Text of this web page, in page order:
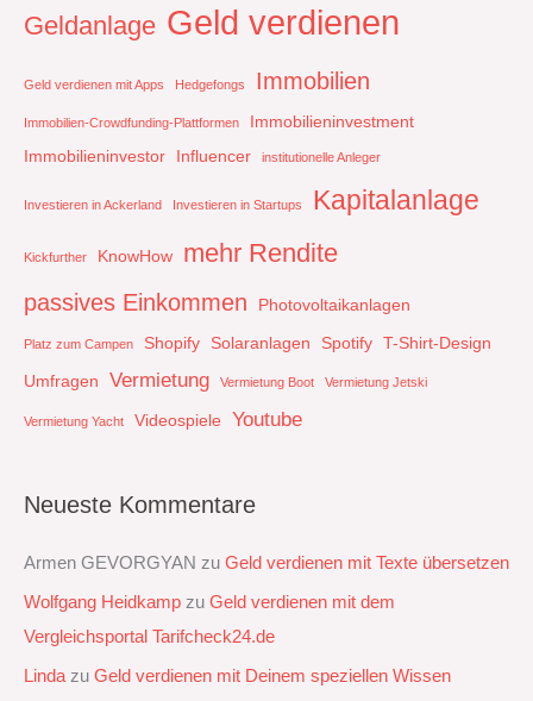
Geldanlage Geld verdienen
Geld verdienen mit Apps Hedgefongs Immobilien
Immobilien-Crowdfunding-Plattformen
Immobilieninvestment
Immobilieninvestor
Influencer institutionelle Anleger
Investieren in Ackerland Investieren in Startups Kapitalanlage
Kickfurther KnowHow mehr Rendite
passives Einkommen Photovoltaikanlagen
Platz zum Campen Shopify Solaranlagen Spotify T-Shirt-Design
Umfragen
Vermietung Vermietung Boot Vermietung Jetski
Vermietung Yacht Videospiele Youtube
Neueste Kommentare
Armen GEVORGYAN zu Geld verdienen mit Texte übersetzen
Wolfgang Heidkamp zu Geld verdienen mit dem
Vergleichsportal Tarifcheck24.de
Linda zu Geld verdienen mit Deinem speziellen Wissen